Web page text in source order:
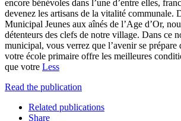
encore bénévoles dans l’une d’entre elles,
devenez les artisans de la vitalité communale.
Municipal Jeunes aux aînés de l’Age d’Or,
détenteurs des clefs de notre village. Dans ce
municipal, vous verrez que l’avenir se prépare
votre école primaire offre les meilleures
que votre Less
Read the publication
Related publications
Share